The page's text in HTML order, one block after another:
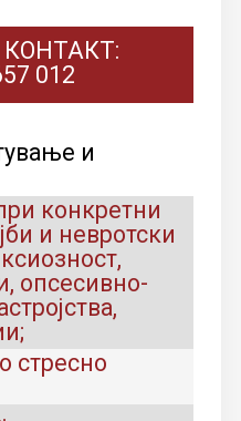
012
и
конкретни
и невротски
опсесивно-
стресно